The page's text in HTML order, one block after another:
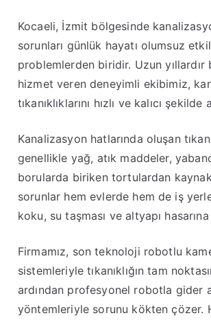
Kocaeli, İzmit bölgesinde
sorunları günlük hayatı olumsuz
problemlerden biridir. Uzun yıllardır
hizmet veren deneyimli ekibimiz,
tıkanıklıklarını hızlı ve kalıcı şekilde
Kanalizasyon hatlarında oluşan
genellikle yağ, atık maddeler,
borularda biriken tortulardan
sorunlar hem evlerde hem de iş
koku, su taşması ve altyapı
Firmamız, son teknoloji robotlu
sistemleriyle tıkanıklığın tam
ardından profesyonel robotla gider
yöntemleriyle sorunu kökten çözer.